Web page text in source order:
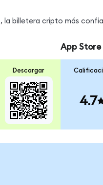
la billetera cripto más
Descargar
App Store
4.7